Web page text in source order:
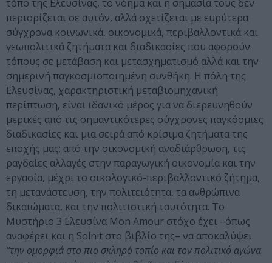
τόπο της Ελευσίνας, το νόημα και η σημασία τους δεν
περιορίζεται σε αυτόν, αλλά σχετίζεται με ευρύτερα
σύγχρονα κοινωνικά, οικονομικά, περιβαλλοντικά και
γεωπολιτικά ζητήματα και διαδικασίες που αφορούν
τόπους σε μετάβαση και μετασχηματισμό αλλά και την
σημερινή παγκοσμιοποιημένη συνθήκη. Η πόλη της
Ελευσίνας, χαρακτηριστική μεταβιομηχανική
περίπτωση, είναι ιδανικό μέρος για να διερευνηθούν
μερικές από τις σημαντικότερες σύγχρονες παγκόσμιες
διαδικασίες και μια σειρά από κρίσιμα ζητήματα της
εποχής μας: από την οικονομική αναδιάρθρωση, τις
ραγδαίες αλλαγές στην παραγωγική οικονομία και την
εργασία, μέχρι το οικολογικό-περιβαλλοντικό ζήτημα,
τη μετανάστευση, την πολιτειότητα, τα ανθρώπινα
δικαιώματα, και την πολιτιστική ταυτότητα. Το
Μυστήριο 3 Ελευσίνα Mon Amour στόχο έχει –όπως
αναφέρει και η Solnit στο βιβλίο της– να αποκαλύψει
“την ομορφιά στο πιο σκληρό τοπίο και τον πολιτικό αγώνα